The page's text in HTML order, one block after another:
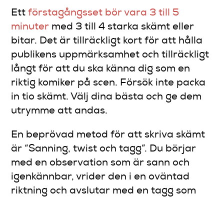
Ettförstagångsset bör vara 3 till 5
minuter med 3 till 4 starka skämt eller
bitar. Det är tillräckligt kort för att hålla
publikens uppmärksamhet och tillräckligt
långt för att du ska känna dig som en
riktig komiker på scen. Försök inte packa
in tio skämt. Välj dina bästa och ge dem
utrymme att andas.
En beprövad metod för att skriva skämt
är “Sanning, twist och tagg”. Du börjar
med en observation som är sann och
igenkännbar, vrider den i en oväntad
riktning och avslutar med en tagg som